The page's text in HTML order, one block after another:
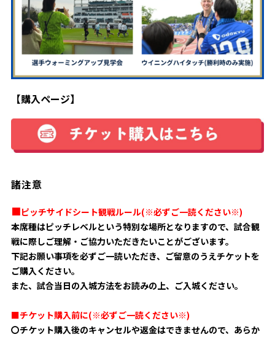
【購入ページ】
諸注意
■ピッチサイドシート観戦ルール(※必ずご一読ください※)
本席種はピッチレベルという特別な場所となりますので、試合観
戦に際しご理解・ご協力いただきたいことがございます。
下記お願い事項を必ずご一読いただき、ご留意のうえチケットを
ご購入ください。
また、試合当日の入城方法をお読みの上、ご入城ください。
■チケット購入前に(※必ずご一読ください※)
〇チケット購入後のキャンセルや返金はできませんので、あらか